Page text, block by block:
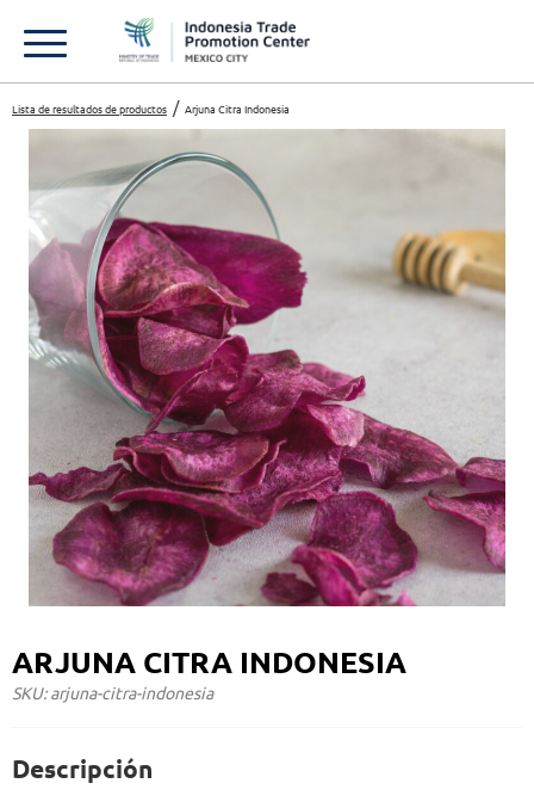
Lista de resultados de productos Arjuna Citra Indonesia
ARJUNA CITRA INDONESIA
SKU: arjuna-citra-indonesia
Descripción